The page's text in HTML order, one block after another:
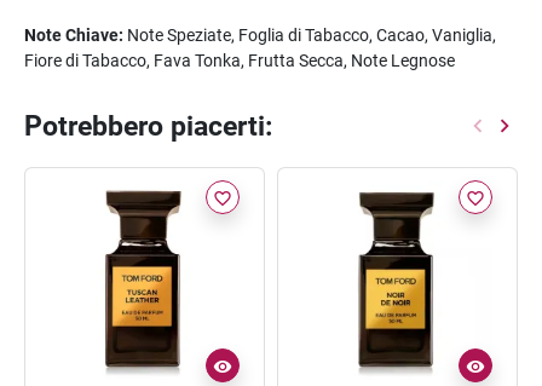
Note Chiave: Note Speziate, Foglia di Tabacco, Cacao, Vaniglia,
Fiore di Tabacco, Fava Tonka, Frutta Secca, Note Legnose
Potrebbero piacerti:
favorite_border favorite_border